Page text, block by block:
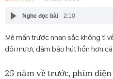
Nghe đọc bài 2:10
Mê mẩn trước nhan sắc không tì
đôi mươi, đảm bảo hút hồn hơn
25 năm về trước, phim